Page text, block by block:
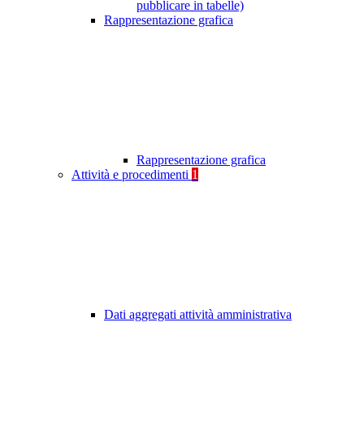
pubblicare in tabelle)
Rappresentazione grafica
Rappresentazione grafica
Attività e procedimenti 1
Dati aggregati attività amministrativa